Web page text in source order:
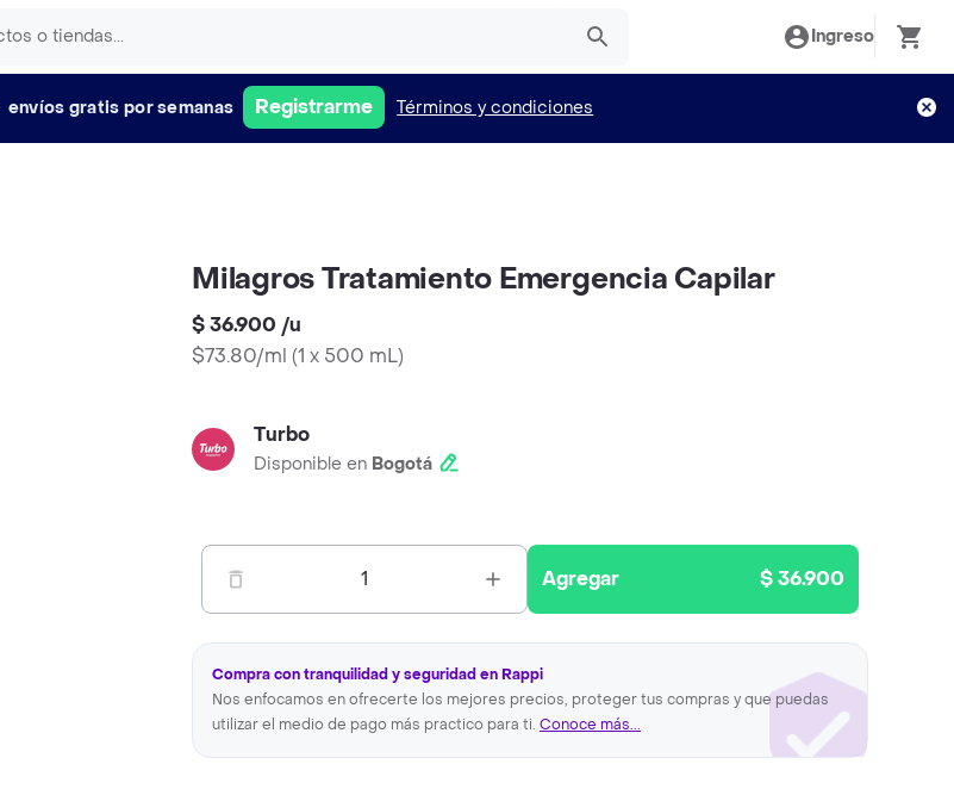
Ingreso
envíos gratis por semanas Registrarme Términos y condiciones
Milagros Tratamiento Emergencia Capilar
$ 36.900 /u
$73.80/ml (1 x 500 mL)
Turbo
Disponible en Bogotá
1 Agregar $ 36.900
Compra con tranquilidad y seguridad en Rappi
Nos enfocamos en ofrecerte los mejores precios, proteger tus compras y que puedas
utilizar el medio de pago más practico para ti. Conoce más...